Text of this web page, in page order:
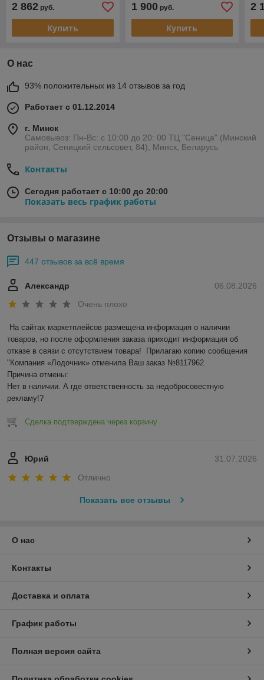
2 862 руб.
Купить
1 900руб.
Купить
2
О нас
93% положительных из 14 отзывов за год
Работает с 01.12.2014
г. Минск
Самовывоз: Пн-Вс: с 10:00 до 20: 00 ТЦ "Сеница" (Минский
район, Сеницкий сельсовет, 84), Минск, Беларусь
Контакты
Сегодня работает с 10:00 до 20:00
Показать весь график работы
Отзывы о магазине
447 отзывов за всё время
06.08.2026
Александр
Очень плохо
На сайтах маркетплейсов размещена информация о наличии
товаров, но после оформления заказа приходит информация об
отказе в связи с отсутствием товара!  Прилагаю копию сообщения
"Компания «Лодочник» отменила Ваш заказ №8117962.
Причина отмены:
Нет в наличии. А где ответственность за недобросовестную
рекламу!?
Сделка подтверждена через корзину
31.07.2026
Юрий
Отлично
Показать все отзывы
О нас
Контакты
Доставка и оплата
График работы
Полная версия сайта